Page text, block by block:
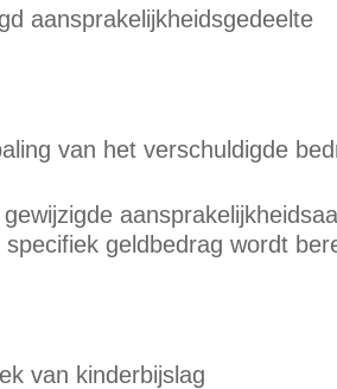
aansprakelijkheidsgedeelte
van het verschuldigde
gewijzigde
specifiek geldbedrag wordt
van kinderbijslag